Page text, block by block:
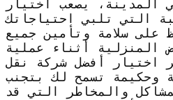
المدينة، يصعب اختيار
التي تلبي احتياجاتك
على سلامة وتأمين جميع
المنزلية أثناء عملية
اختيار أفضل شركة نقل
وحكيمة تسمح لك بتجنب
والمخاطر التي قد